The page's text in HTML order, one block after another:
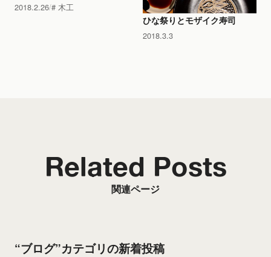
2018.2.26 木工
ひな祭りとモザイク寿司
2018.3.3
関連ページ
Related Posts
“ブログ”カテゴリの新着投稿